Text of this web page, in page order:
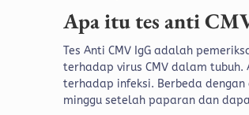
Apa itu tes anti
Tes Anti CMV IgG adalah
terhadap virus CMV dalam tubuh.
terhadap infeksi. Berbeda
minggu setelah paparan dan